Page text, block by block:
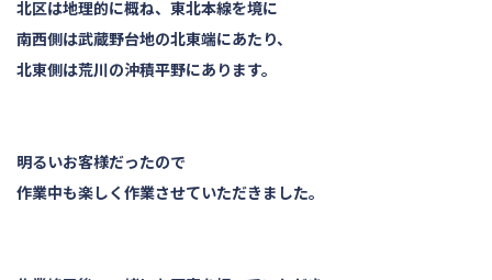
北区は地理的に概ね、東北本線を境に
南西側は武蔵野台地の北東端にあたり、
北東側は荒川の沖積平野にあります。
明るいお客様だったので
作業中も楽しく作業させていただきました。